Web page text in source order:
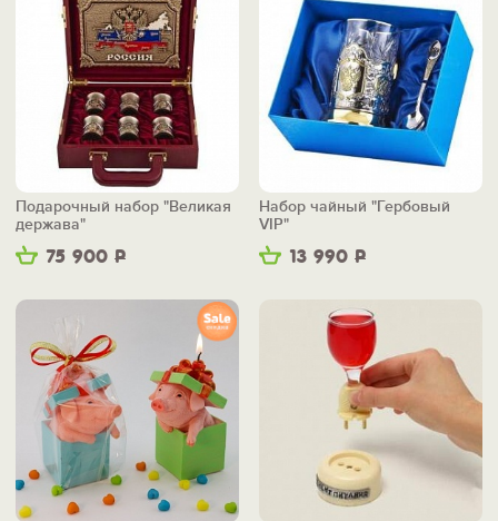
75 900 Р
Подарочный набор "Великая
держава"
13 990 Р
Набор чайный "Гербовый
VIP"